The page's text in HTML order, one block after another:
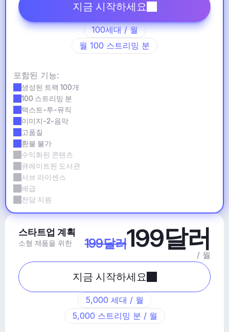
지금 시작하세요
100세대 / 월
월 100 스트리밍 분
포함된 기능:
생성된 트랙 100개
100 스트리밍 분
텍스트-투-뮤직
이미지-2-음악
고품질
환불 불가
수익화된 콘텐츠
큐레이트된 도서관
서브 라이센스
배급
전담 지원
스타트업 계획
소형 제품을 위한 199달러199달러
/ 월
지금 시작하세요
5,000 세대 / 월
5,000 스트리밍 분 / 월